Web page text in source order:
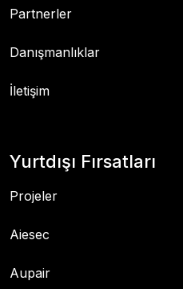
Partnerler
Danışmanlıklar
İletişim
Yurtdışı Fırsatları
Projeler
Aiesec
Aupair